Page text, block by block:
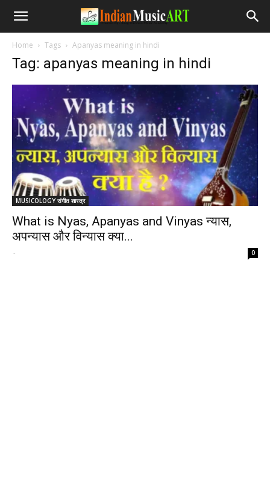
Home Tags Apanyas meaning in hindi
Tag: apanyas meaning in hindi
MUSICOLOGY संगीत शास्त्र
What is Nyas, Apanyas and Vinyas न्यास,
अपन्यास और विन्यास क्या...
- 0